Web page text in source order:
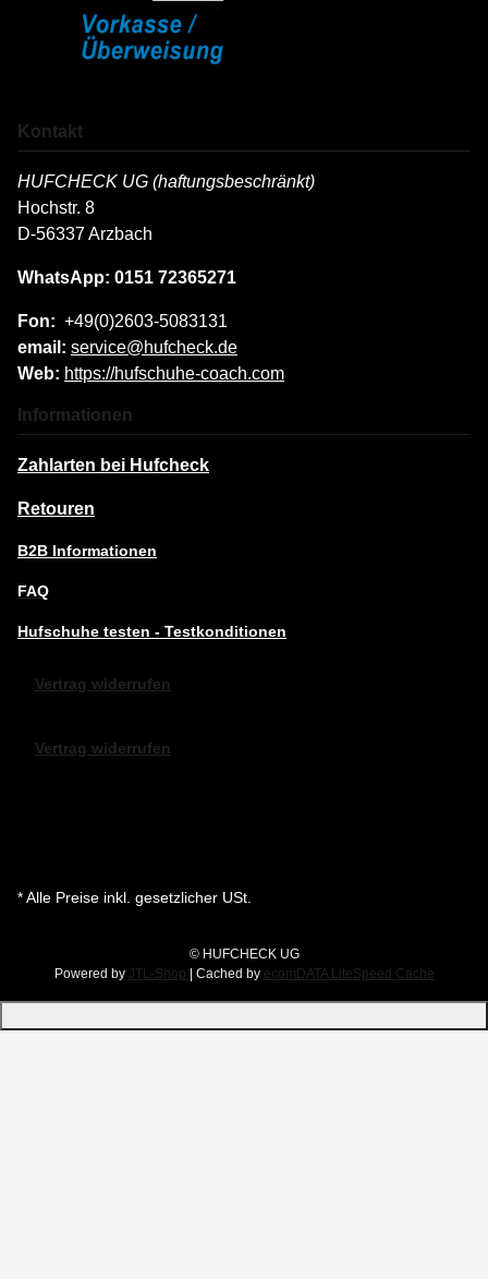
Kontakt
HUFCHECK UG (haftungsbeschränkt)
Hochstr. 8
D-56337 Arzbach
WhatsApp: 0151 72365271
Fon: +49(0)2603-5083131
email: service@hufcheck.de
Web: https://hufschuhe-coach.com
Informationen
Zahlarten bei Hufcheck
Retouren
B2B Informationen
FAQ
Hufschuhe testen - Testkonditionen
Vertrag widerrufen
Vertrag widerrufen
* Alle Preise inkl. gesetzlicher USt.
© HUFCHECK UG
Powered by JTL-Shop | Cached by ecomDATA LiteSpeed Cache